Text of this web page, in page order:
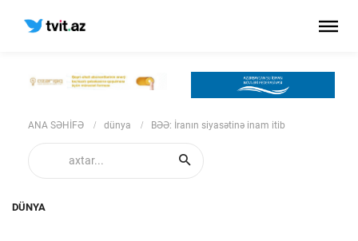
ANA SƏHİFƏ dünya BƏƏ: İranın siyasətinə inam itib
DÜNYA